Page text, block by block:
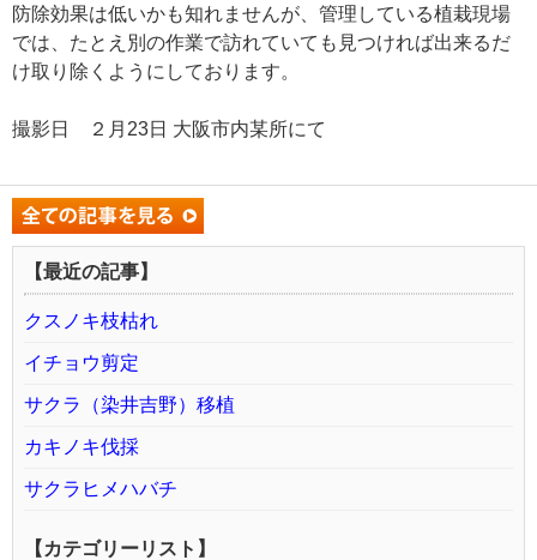
防除効果は低いかも知れませんが、管理している植栽現場
では、たとえ別の作業で訪れていても見つければ出来るだ
け取り除くようにしております。
撮影日 ２月23日 大阪市内某所にて
【最近の記事】
クスノキ枝枯れ
イチョウ剪定
サクラ（染井吉野）移植
カキノキ伐採
サクラヒメハバチ
【カテゴリーリスト】